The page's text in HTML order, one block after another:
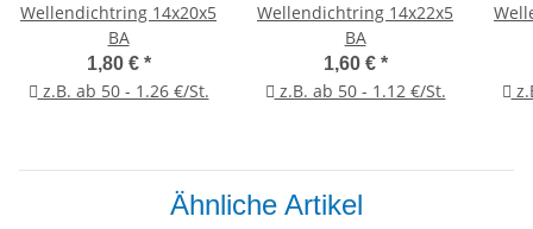
Wellendichtring 14x20x5
BA
1,80 € *
z.B. ab 50 - 1.26 €/St.
Wellendichtring 14x22x5
BA
1,60 € *
z.B. ab 50 - 1.12 €/St.
Ähnliche Artikel